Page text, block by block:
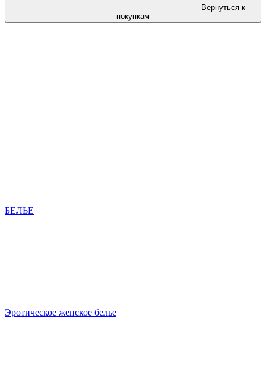
Вернуться к
покупкам
БЕЛЬЕ
Эротическое женское белье